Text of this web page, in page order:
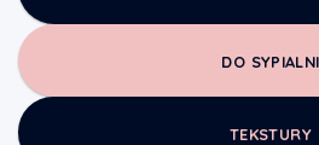
DO SYPIALNI
TEKSTURY